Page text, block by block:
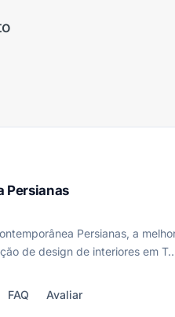
Persianas
Persianas, a
de design de interiores em
FAQ Avaliar